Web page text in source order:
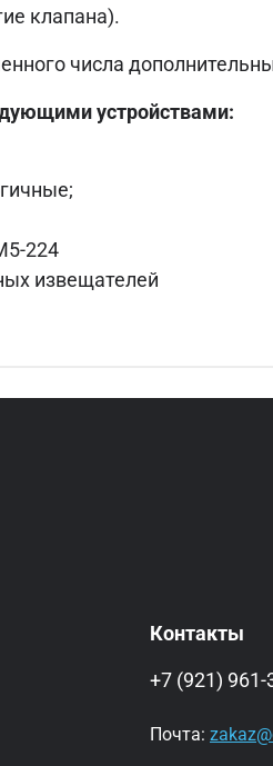
клапана).
числа
устройствами:
224
извещателей
Контакты
+7 (921) 961-
Почта: